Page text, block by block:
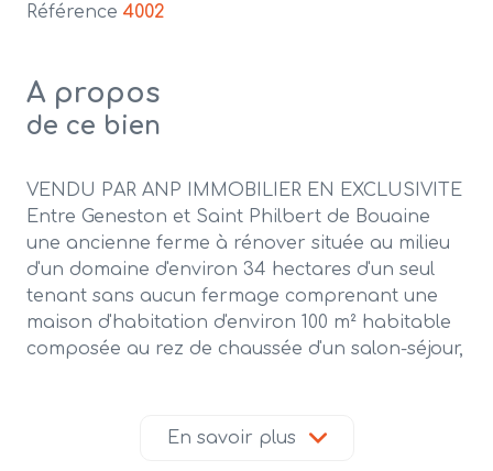
Référence 4002
A propos
de ce bien
VENDU PAR ANP IMMOBILIER EN EXCLUSIVITE
Entre Geneston et Saint Philbert de Bouaine
une ancienne ferme à rénover située au milieu
d'un domaine d'environ 34 hectares d'un seul
tenant sans aucun fermage comprenant une
maison d'habitation d'environ 100 m² habitable
composée au rez de chaussée d'un salon-séjour,
diverses dépendances : buanderie et un
garage double attenant à la maison ; puis en
En savoir plus